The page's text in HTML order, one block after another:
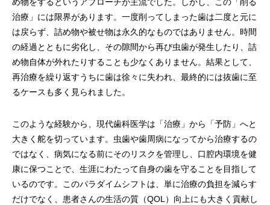
治療」には限界があります。一度削ってしまった歯は二度と元に
は戻らず、詰め物や被せ物は永久的なものではありません。時間
の経過とともに劣化し、その隙間から再び虫歯が発生したり、詰
め物自体が外れたりすることも少なくありません。結果として、
再治療を繰り返すうちに歯は徐々に失われ、最終的には抜歯に至
るケースも多く見られました。
このような経験から、現代歯科医学は「治療」から「予防」へと
大きく舵を切っています。虫歯や歯周病になってから治療するの
ではなく、病気になる前にそのリスクを管理し、口腔内環境を健
康に保つことで、生涯にわたって自身の歯を守ることを目指して
いるのです。このパラダイムシフトは、単に治療の負担を減らす
だけでなく、患者さんの生活の質（QOL）向上にも大きく貢献し